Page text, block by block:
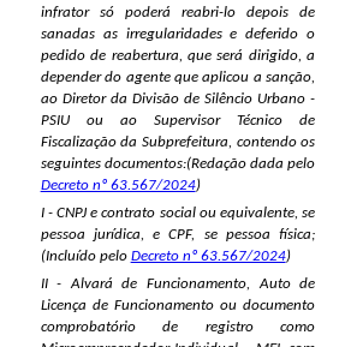
infrator só poderá reabri-lo depois de
sanadas as irregularidades e deferido o
pedido de reabertura, que será dirigido, a
depender do agente que aplicou a sanção,
ao Diretor da Divisão de Silêncio Urbano -
PSIU ou ao Supervisor Técnico de
Fiscalização da Subprefeitura, contendo os
seguintes documentos:(Redação dada pelo
Decreto nº 63.567/2024)
I - CNPJ e contrato social ou equivalente, se
pessoa jurídica, e CPF, se pessoa física;
(Incluído pelo Decreto nº 63.567/2024)
II - Alvará de Funcionamento, Auto de
Licença de Funcionamento ou documento
comprobatório de registro como